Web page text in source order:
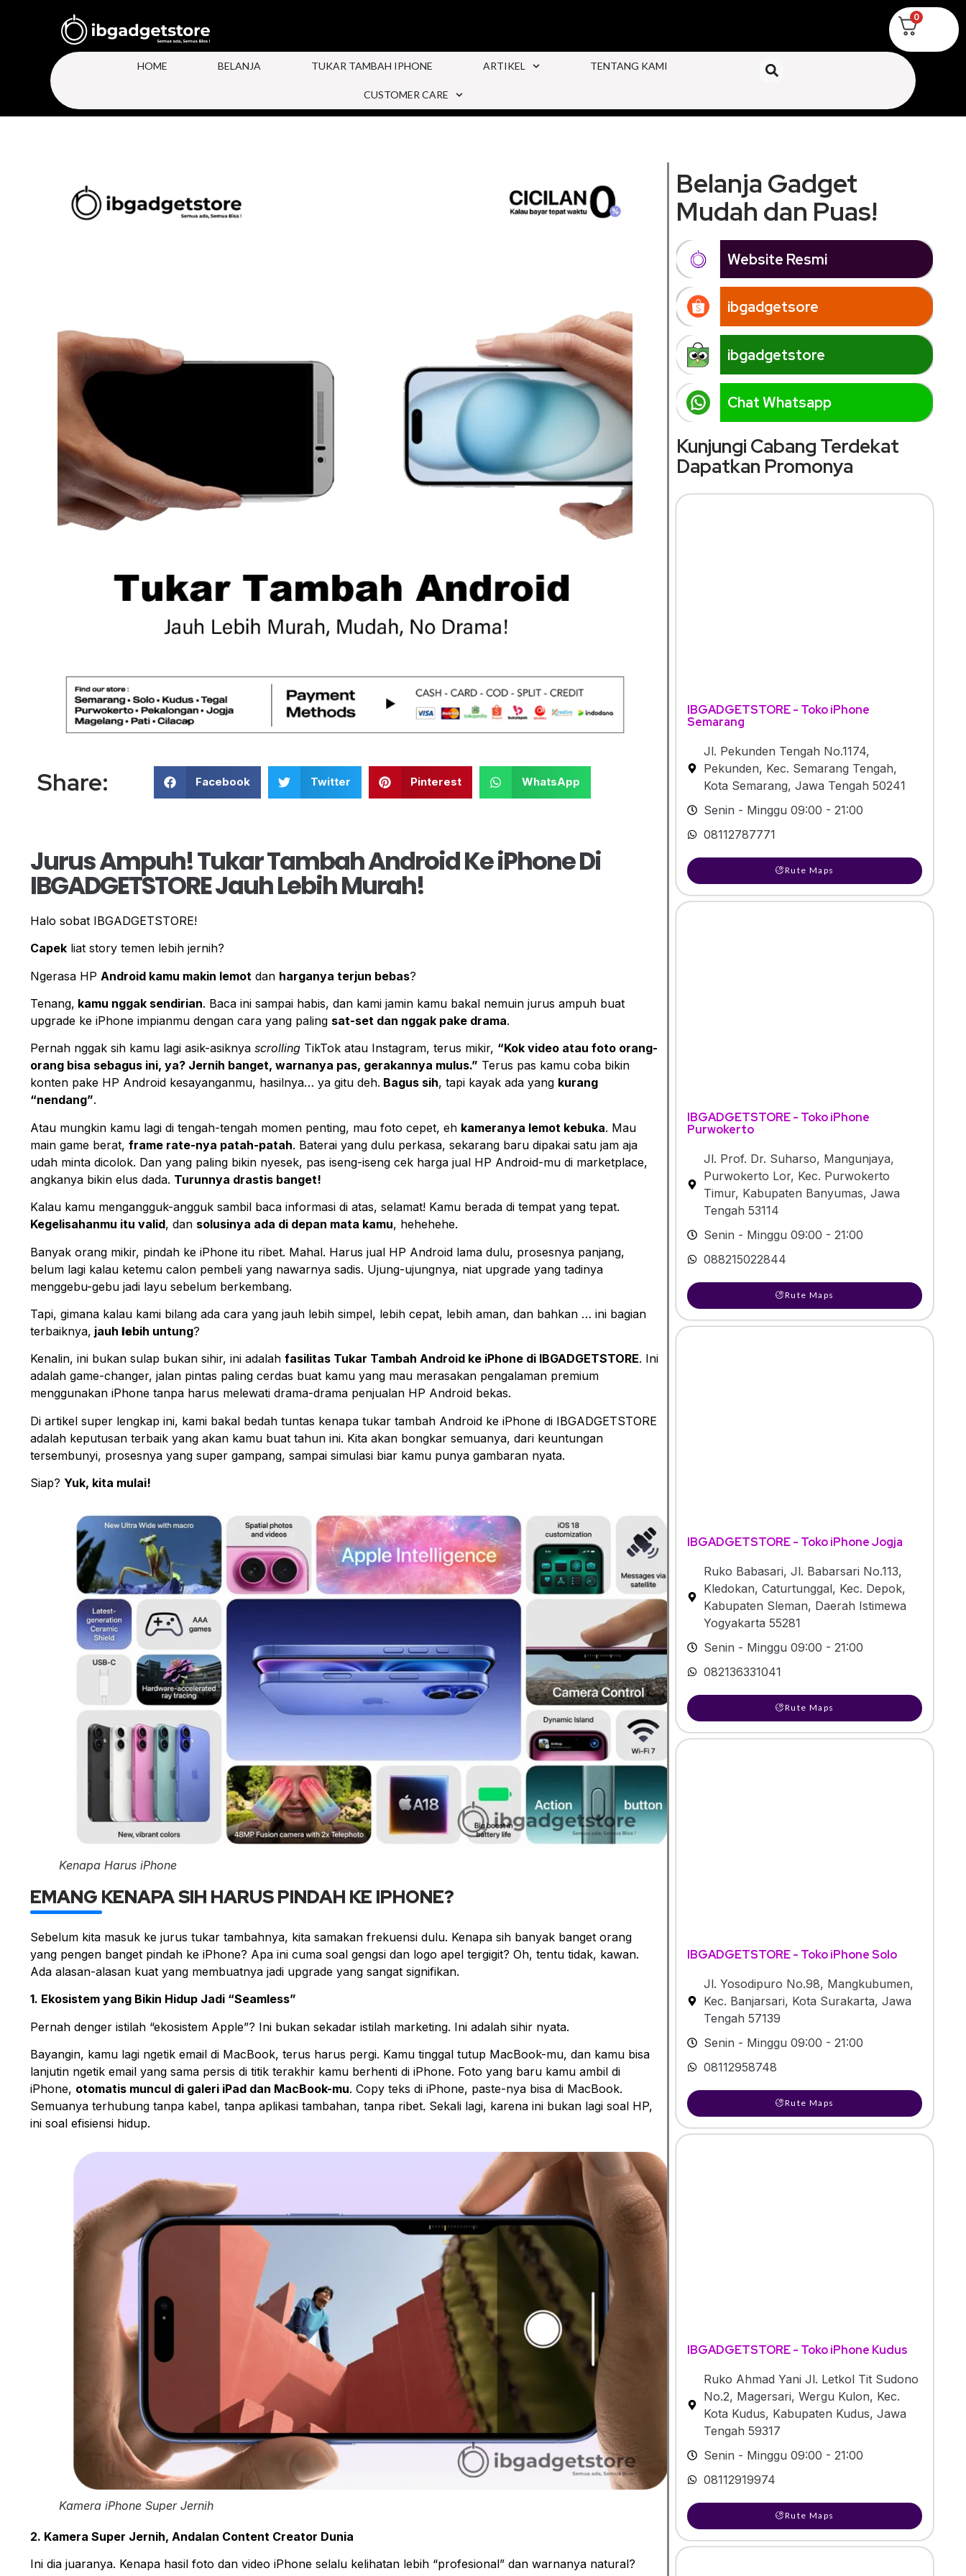
0
HOME BELANJA TUKAR TAMBAH IPHONE ARTIKEL TENTANG KAMI
CUSTOMER CARE
Share: Facebook Twitter Pinterest WhatsApp
Jurus Ampuh! Tukar Tambah Android Ke iPhone Di
IBGADGETSTORE Jauh Lebih Murah!
Halo sobat IBGADGETSTORE!
Capek liat story temen lebih jernih?
Ngerasa HP Android kamu makin lemot dan harganya terjun bebas?
Tenang, kamu nggak sendirian. Baca ini sampai habis, dan kami jamin kamu bakal nemuin jurus ampuh buat
upgrade ke iPhone impianmu dengan cara yang paling sat-set dan nggak pake drama.
Pernah nggak sih kamu lagi asik-asiknya scrolling TikTok atau Instagram, terus mikir, “Kok video atau foto orang-
orang bisa sebagus ini, ya? Jernih banget, warnanya pas, gerakannya mulus.” Terus pas kamu coba bikin
konten pake HP Android kesayanganmu, hasilnya… ya gitu deh. Bagus sih, tapi kayak ada yang kurang
“nendang”.
Atau mungkin kamu lagi di tengah-tengah momen penting, mau foto cepet, eh kameranya lemot kebuka. Mau
main game berat, frame rate-nya patah-patah. Baterai yang dulu perkasa, sekarang baru dipakai satu jam aja
udah minta dicolok. Dan yang paling bikin nyesek, pas iseng-iseng cek harga jual HP Android-mu di marketplace,
angkanya bikin elus dada. Turunnya drastis banget!
Kalau kamu mengangguk-angguk sambil baca informasi di atas, selamat! Kamu berada di tempat yang tepat.
Kegelisahanmu itu valid, dan solusinya ada di depan mata kamu, hehehehe.
Banyak orang mikir, pindah ke iPhone itu ribet. Mahal. Harus jual HP Android lama dulu, prosesnya panjang,
belum lagi kalau ketemu calon pembeli yang nawarnya sadis. Ujung-ujungnya, niat upgrade yang tadinya
menggebu-gebu jadi layu sebelum berkembang.
Tapi, gimana kalau kami bilang ada cara yang jauh lebih simpel, lebih cepat, lebih aman, dan bahkan … ini bagian
terbaiknya, jauh lebih untung?
Kenalin, ini bukan sulap bukan sihir, ini adalah fasilitas Tukar Tambah Android ke iPhone di IBGADGETSTORE. Ini
adalah game-changer, jalan pintas paling cerdas buat kamu yang mau merasakan pengalaman premium
menggunakan iPhone tanpa harus melewati drama-drama penjualan HP Android bekas.
Di artikel super lengkap ini, kami bakal bedah tuntas kenapa tukar tambah Android ke iPhone di IBGADGETSTORE
adalah keputusan terbaik yang akan kamu buat tahun ini. Kita akan bongkar semuanya, dari keuntungan
tersembunyi, prosesnya yang super gampang, sampai simulasi biar kamu punya gambaran nyata.
Siap? Yuk, kita mulai!
Kenapa Harus iPhone
EMANG KENAPA SIH HARUS PINDAH KE IPHONE?
Sebelum kita masuk ke jurus tukar tambahnya, kita samakan frekuensi dulu. Kenapa sih banyak banget orang
yang pengen banget pindah ke iPhone? Apa ini cuma soal gengsi dan logo apel tergigit? Oh, tentu tidak, kawan.
Ada alasan-alasan kuat yang membuatnya jadi upgrade yang sangat signifikan.
1. Ekosistem yang Bikin Hidup Jadi “Seamless”
Pernah denger istilah “ekosistem Apple”? Ini bukan sekadar istilah marketing. Ini adalah sihir nyata.
Bayangin, kamu lagi ngetik email di MacBook, terus harus pergi. Kamu tinggal tutup MacBook-mu, dan kamu bisa
lanjutin ngetik email yang sama persis di titik terakhir kamu berhenti di iPhone. Foto yang baru kamu ambil di
iPhone, otomatis muncul di galeri iPad dan MacBook-mu. Copy teks di iPhone, paste-nya bisa di MacBook.
Semuanya terhubung tanpa kabel, tanpa aplikasi tambahan, tanpa ribet. Sekali lagi, karena ini bukan lagi soal HP,
ini soal efisiensi hidup.
Kamera iPhone Super Jernih
2. Kamera Super Jernih, Andalan Content Creator Dunia
Ini dia juaranya. Kenapa hasil foto dan video iPhone selalu kelihatan lebih “profesional” dan warnanya natural?
Belanja Gadget
Mudah dan Puas!
Website Resmi
ibgadgetsore
ibgadgetstore
Chat Whatsapp
Kunjungi Cabang Terdekat
Dapatkan Promonya
IBGADGETSTORE - Toko iPhone
Semarang
Jl. Pekunden Tengah No.1174,
Pekunden, Kec. Semarang Tengah,
Kota Semarang, Jawa Tengah 50241
Senin - Minggu 09:00 - 21:00
08112787771
Rute Maps
IBGADGETSTORE - Toko iPhone
Purwokerto
Jl. Prof. Dr. Suharso, Mangunjaya,
Purwokerto Lor, Kec. Purwokerto
Timur, Kabupaten Banyumas, Jawa
Tengah 53114
Senin - Minggu 09:00 - 21:00
088215022844
Rute Maps
IBGADGETSTORE - Toko iPhone Jogja
Ruko Babasari, Jl. Babarsari No.113,
Kledokan, Caturtunggal, Kec. Depok,
Kabupaten Sleman, Daerah Istimewa
Yogyakarta 55281
Senin - Minggu 09:00 - 21:00
082136331041
Rute Maps
IBGADGETSTORE - Toko iPhone Solo
Jl. Yosodipuro No.98, Mangkubumen,
Kec. Banjarsari, Kota Surakarta, Jawa
Tengah 57139
Senin - Minggu 09:00 - 21:00
08112958748
Rute Maps
IBGADGETSTORE - Toko iPhone Kudus
Ruko Ahmad Yani Jl. Letkol Tit Sudono
No.2, Magersari, Wergu Kulon, Kec.
Kota Kudus, Kabupaten Kudus, Jawa
Tengah 59317
Senin - Minggu 09:00 - 21:00
08112919974
Rute Maps